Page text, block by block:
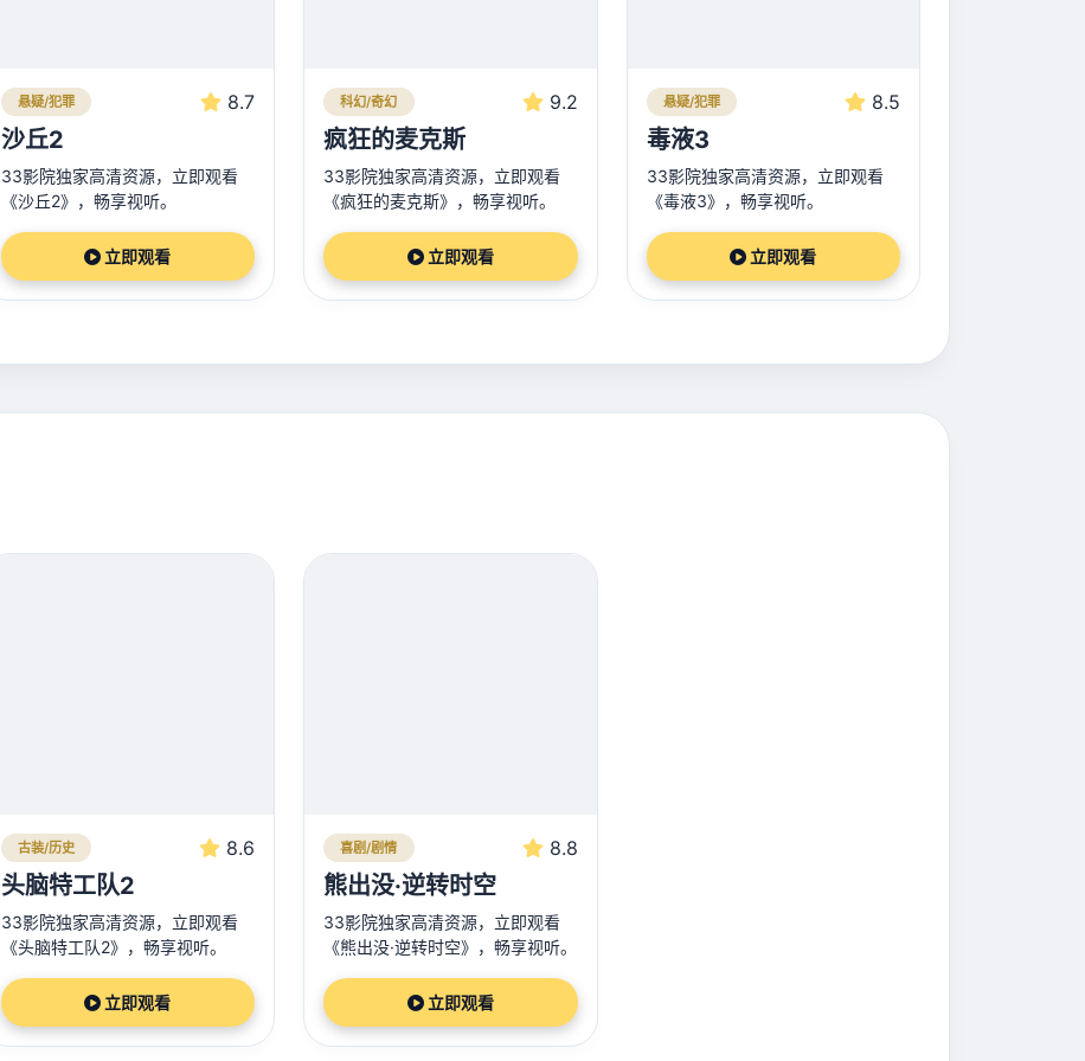
悬疑/犯罪 8.7
沙丘2
33影院独家高清资源，立即观看
《沙丘2》，畅享视听。
立即观看
科幻/奇幻 9.2
疯狂的麦克斯
33影院独家高清资源，立即观看
《疯狂的麦克斯》，畅享视听。
立即观看
悬疑/犯罪 8.5
毒液3
33影院独家高清资源，立即观看
《毒液3》，畅享视听。
立即观看
古装/历史 8.6
头脑特工队2
33影院独家高清资源，立即观看
《头脑特工队2》，畅享视听。
立即观看
喜剧/剧情 8.8
熊出没·逆转时空
33影院独家高清资源，立即观看
《熊出没·逆转时空》，畅享视听。
立即观看